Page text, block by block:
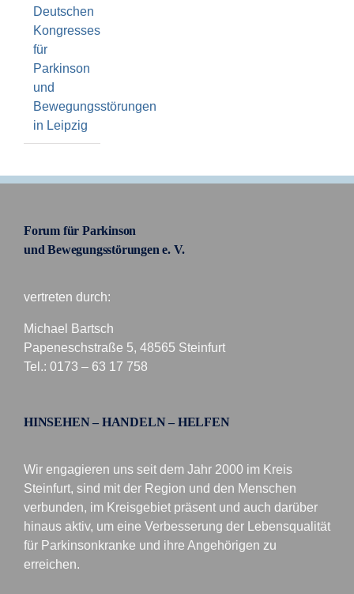
Deutschen
Kongresses
für
Parkinson
und
Bewegungsstörungen
in Leipzig
Forum für Parkinson
und Bewegungsstörungen e. V.
vertreten durch:
Michael Bartsch
Papeneschstraße 5, 48565 Steinfurt
Tel.: 0173 – 63 17 758
HINSEHEN – HANDELN – HELFEN
Wir engagieren uns seit dem Jahr 2000 im Kreis
Steinfurt, sind mit der Region und den Menschen
verbunden, im Kreisgebiet präsent und auch darüber
hinaus aktiv, um eine Verbesserung der Lebensqualität
für Parkinsonkranke und ihre Angehörigen zu
erreichen.